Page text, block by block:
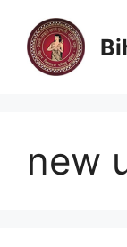
content
new